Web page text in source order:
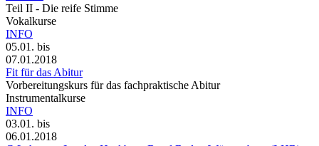
Teil II - Die reife Stimme
Vokalkurse
INFO
05.01. bis
07.01.2018
Fit für das Abitur
Vorbereitungskurs für das fachpraktische Abitur
Instrumentalkurse
INFO
03.01. bis
06.01.2018